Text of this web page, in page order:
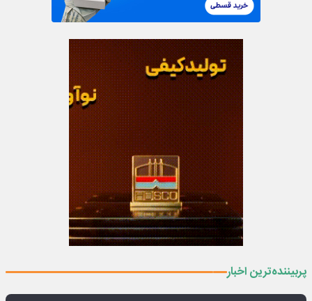
پربیننده‌ترین اخبار